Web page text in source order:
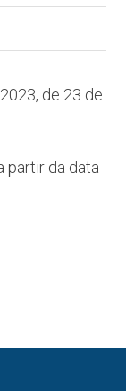
de 23 de
partir da data